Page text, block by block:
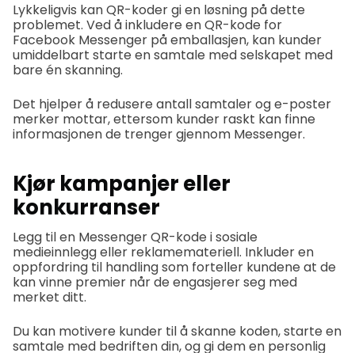
Lykkeligvis kan QR-koder gi en løsning på dette
problemet. Ved å inkludere en QR-kode for
Facebook Messenger på emballasjen, kan kunder
umiddelbart starte en samtale med selskapet med
bare én skanning.
Det hjelper å redusere antall samtaler og e-poster
merker mottar, ettersom kunder raskt kan finne
informasjonen de trenger gjennom Messenger.
Kjør kampanjer eller
konkurranser
Legg til en Messenger QR-kode i sosiale
medieinnlegg eller reklamemateriell. Inkluder en
oppfordring til handling som forteller kundene at de
kan vinne premier når de engasjerer seg med
merket ditt.
Du kan motivere kunder til å skanne koden, starte en
samtale med bedriften din, og gi dem en personlig